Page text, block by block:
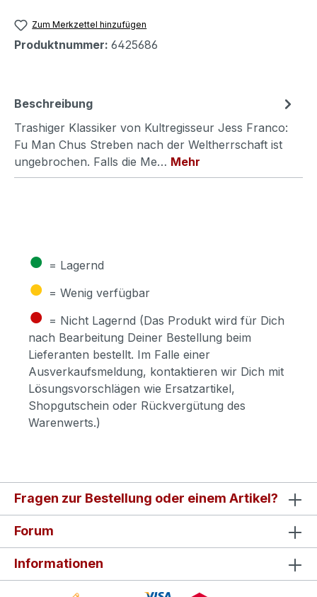
Zum Merkzettel hinzufügen
Produktnummer: 6425686
Beschreibung
Trashiger Klassiker von Kultregisseur Jess Franco:
Fu Man Chus Streben nach der Weltherrschaft ist
ungebrochen. Falls die Me… Mehr
● = Lagernd
● = Wenig verfügbar
● = Nicht Lagernd (Das Produkt wird für Dich
nach Bearbeitung Deiner Bestellung beim
Lieferanten bestellt. Im Falle einer
Ausverkaufsmeldung, kontaktieren wir Dich mit
Lösungsvorschlägen wie Ersatzartikel,
Shopgutschein oder Rückvergütung des
Warenwerts.)
Fragen zur Bestellung oder einem Artikel?
Forum
Informationen